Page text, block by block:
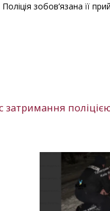
зобов’язана її
затримання